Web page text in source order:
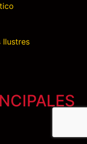
Ilustres